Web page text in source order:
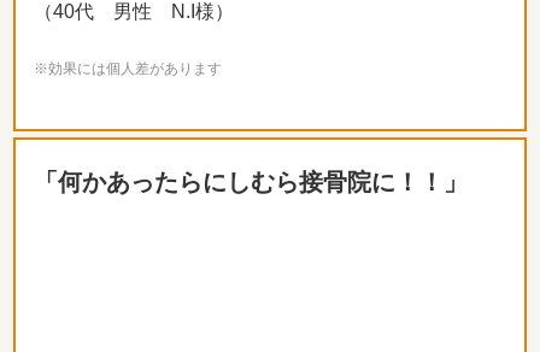
（40代 男性 N.I様）
※効果には個人差があります
「何かあったらにしむら接骨院に！！」